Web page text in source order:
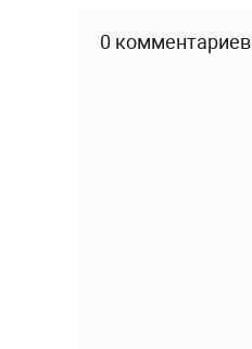
0 комментариев